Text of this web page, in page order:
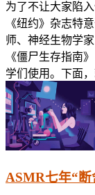
为了不让大家陷
《纽约》杂志特
师、神经生物学
《僵尸生存指南
学们使用。下面
ASMR七年“断